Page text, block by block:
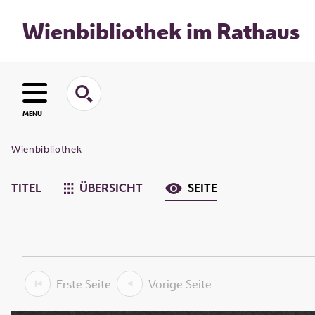
Wienbibliothek im Rathaus
MENU
Wienbibliothek
TITEL ÜBERSICHT SEITE
Erste Seite Vorige Seite